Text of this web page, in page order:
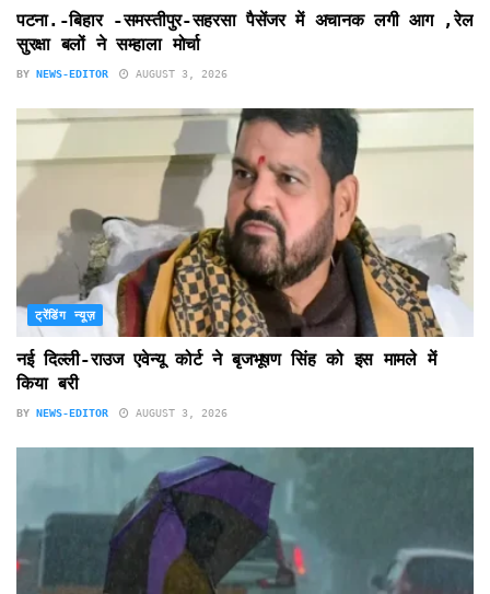
पटना.-बिहार -समस्तीपुर-सहरसा पैसेंजर में अचानक लगी आग ,रेल
सुरक्षा बलों ने सम्हाला मोर्चा
BY NEWS-EDITOR AUGUST 3, 2026
ट्रेंडिंग न्यूज़
नई दिल्ली-राउज एवेन्यू कोर्ट ने बृजभूषण सिंह को इस मामले में
किया बरी
BY NEWS-EDITOR AUGUST 3, 2026